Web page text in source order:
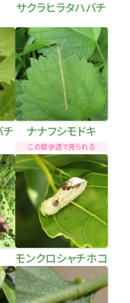
サクラヒラタハバチ
チ ナナフシモドキ
この散歩道で見られる
モンクロシャチホコ